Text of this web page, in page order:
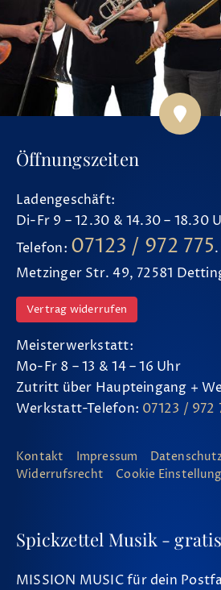
Öffnungszeiten
Ladengeschäft:
Di-Fr 9 – 12.30 & 14.30 – 18.30
Telefon: 07123 / 972 775.
Metzinger Str. 49, 72581
Vertrag widerrufen
Meisterwerkstatt:
Mo-Fr 8 – 13 & 14 – 16 Uhr
Zutritt über Haupteingang +
Werkstatt-Telefon: 07123 / 972
Kontakt Impressum
Widerrufsrecht
Cookie
Spickzettel Musik - gratis
MISSION MUSIC für dein